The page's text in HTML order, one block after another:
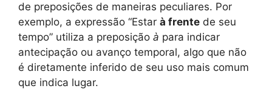
de preposições de maneiras peculiares. Por
exemplo, a expressão “Estar à frente de seu
tempo” utiliza a preposição à para indicar
antecipação ou avanço temporal, algo que não
é diretamente inferido de seu uso mais comum
que indica lugar.